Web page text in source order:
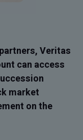
Veritas
can access
market
on the